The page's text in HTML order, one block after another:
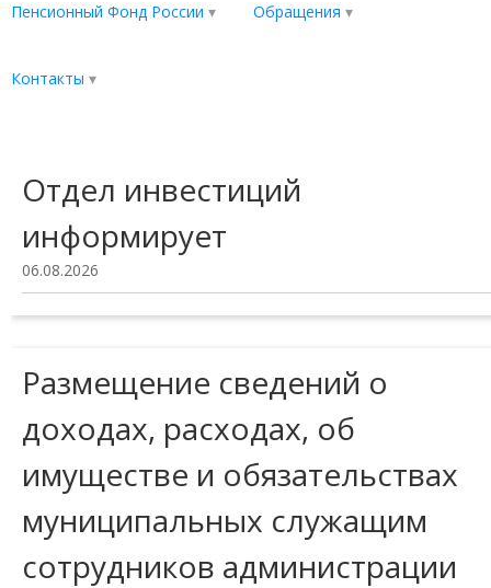
Пенсионный Фонд России Обращения
Контакты
Отдел инвестиций
информирует
06.08.2026
Размещение сведений о
доходах, расходах, об
имуществе и обязательствах
муниципальных служащим
сотрудников администрации